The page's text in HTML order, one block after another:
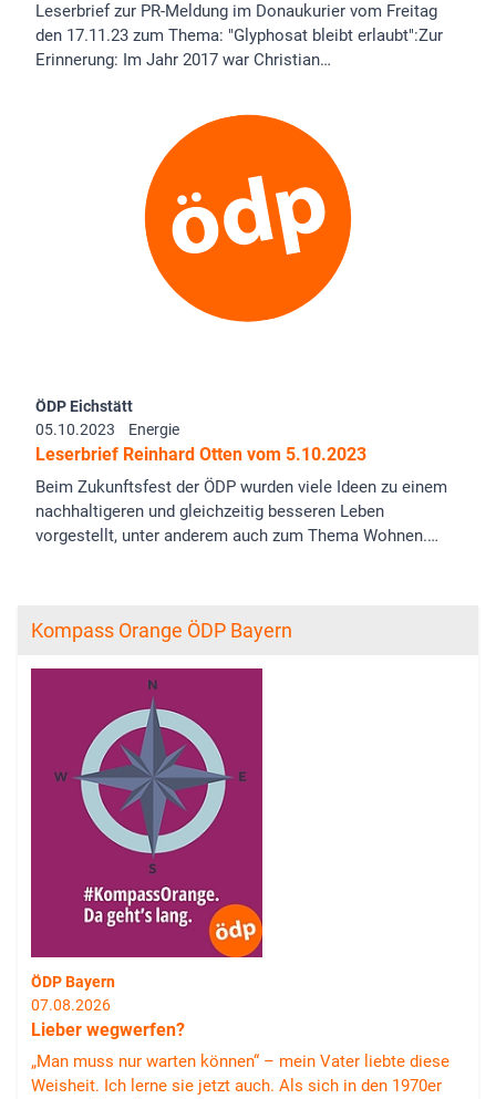
Leserbrief zur PR-Meldung im Donaukurier vom Freitag
den 17.11.23 zum Thema: "Glyphosat bleibt erlaubt":Zur
Erinnerung: Im Jahr 2017 war Christian…
ÖDP Eichstätt
05.10.2023
Energie
Leserbrief Reinhard Otten vom 5.10.2023
Beim Zukunftsfest der ÖDP wurden viele Ideen zu einem
nachhaltigeren und gleichzeitig besseren Leben
vorgestellt, unter anderem auch zum Thema Wohnen.…
Kompass Orange ÖDP Bayern
ÖDP Bayern
07.08.2026
Lieber wegwerfen?
„Man muss nur warten können“ – mein Vater liebte diese
Weisheit. Ich lerne sie jetzt auch. Als sich in den 1970er